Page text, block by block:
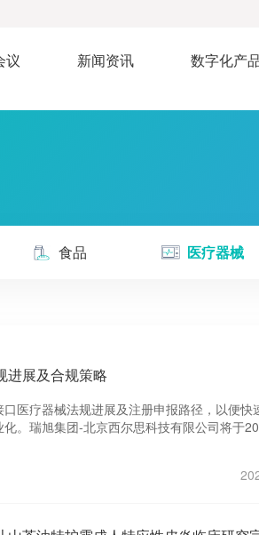
议 新闻资讯 数字化产
食品 医疗器械
进展及合规策略
医疗器械法规进展及注册申报路径，以便快
。瑞旭集团-北京西尔思科技有限公司将于